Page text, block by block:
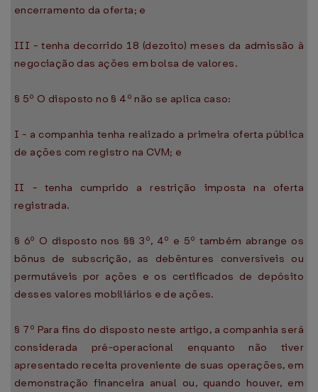
encerramento da oferta; e
III - tenha decorrido 18 (dezoito) meses da admissão à
negociação das ações em bolsa de valores.
§ 5º O disposto no § 4º não se aplica caso:
I - a companhia tenha realizado a primeira oferta pública
de ações com registro na CVM; e
II - tenha cumprido a restrição imposta na oferta
registrada.
§ 6º O disposto nos §§ 3º, 4º e 5º também abrange os
bônus de subscrição, as debêntures conversíveis ou
permutáveis por ações e os certificados de depósito
desses valores mobiliários e de ações.
§ 7º Para fins do disposto neste artigo, a companhia será
considerada pré-operacional enquanto não tiver
apresentado receita proveniente de suas operações, em
demonstração financeira anual ou, quando houver, em